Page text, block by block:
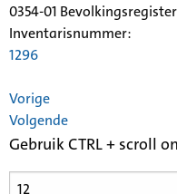
0354-01
Inventarisnummer:
1296
Vorige
Volgende
Gebruik CTRL + scroll